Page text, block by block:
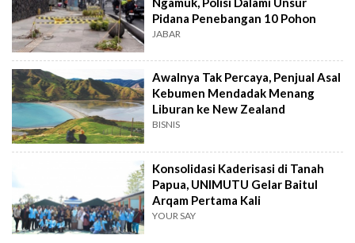
Pidana Penebangan 10 Pohon
JABAR
Awalnya Tak Percaya, Penjual Asal
Kebumen Mendadak Menang
Liburan ke New Zealand
BISNIS
Konsolidasi Kaderisasi di Tanah
Papua, UNIMUTU Gelar Baitul
Arqam Pertama Kali
YOUR SAY